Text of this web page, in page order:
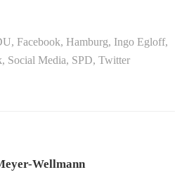
, Facebook, Hamburg, Ingo Egloff,
, Social Media, SPD, Twitter
Wellmann